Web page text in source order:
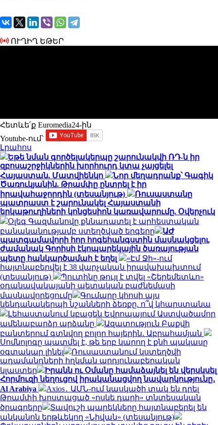
ՈՒՂԻՂ ԵԹԵՐ
Հետևե՛ք Euromedia24-ին
Youtube-ում`
Լրահոս
Եթե նման գործելակերպը շարունակվի ՌԴ-ն իր
զբոսաշրջիկներին խորհուրդ կտա չայցելել
Հայաստան. Մատվիենկո
Նոր մեղադրանք՝ Գագիկ
Ծառուկյանին. Թրամփը ընտրել է իր
իրավահաջորդին (տեսանյութ)
Ռուսաստանը
պատրաստ է շարունակել Հայաստանի
երկաթուղիների կոնցեսիոն կառավարումը. Օվերչուկ
Օլեգ Գազմանովը քննադատել է արհեստական
բանականությամբ ստեղծված երգերը
ԱԺ
պատգամավորի հոր հոգեհանգստին մասնակցելու
ժամանակ Գորիսի էկոպարեկային ծառայության
պետը հանկարծամահ է եղել
«Էմ Ջի»-ում
հայտնաբերվել է 38 վարչական իրավախախտում
(տեսանյութ)
Պուտինը թույլ է տվել «Շերեմետևո»
օդանավակայանի պետական բաժնեմասի
մասնավորեցումը
Գումարը կհոսի այս
կենդանակերպի նշանների ձեռքը. ո՞վ կհարստանա
Լեհաստանում կբացեն Եվրոպայում Աստվածամոր
ամենաբարձր արձանը
Ազատություն Բաքվի
բանտերում գտնվող բոլոր հայերին․ Աբրահամյան
Սոմնոլոգը պատմել է, թե երբ կարող է քնի պակասը
օգտակար լինել
Ռուսաստանում կստեղծվի
ադամանդների հղկման արդյունաբերական
կլաստեր
Իրանն ու Օմանը համաձայնել են վերսկսել
Հորմուզի նեղուցով իրականացվող նավարկությունը․
Al Arabiya
Axios․ ԱՄՆ-ում կասկածի տակ են դրել
Թրամփի խոստացած «ոսկե դարի» տնտեսական
ծրագրերը
Տավուշի պարեկները հայտնաբերել են
անկանոն երթևեկող «Նիվան» (տեսանյութ)